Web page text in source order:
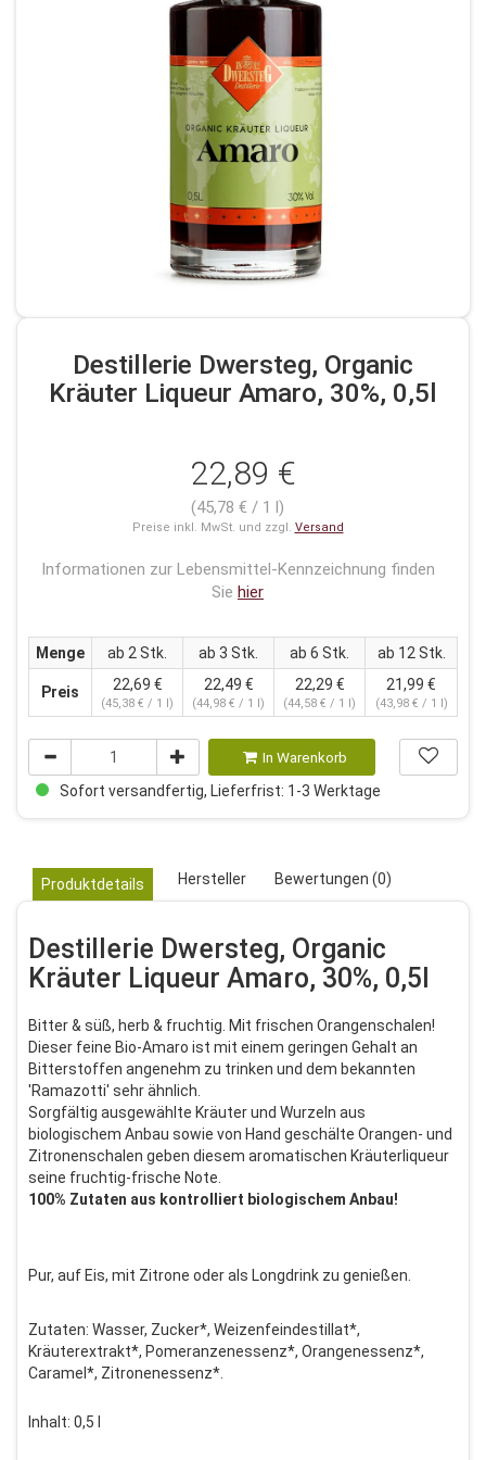
Destillerie Dwersteg, Organic
Kräuter Liqueur Amaro, 30%, 0,5l
22,89 €
(45,78 € / 1 l)
Preise inkl. MwSt. und zzgl. Versand
Informationen zur Lebensmittel-Kennzeichnung finden
Sie hier
Menge ab 2 Stk. ab 3 Stk. ab 6 Stk. ab 12 Stk.
Preis 22,69 €
(45,38 € / 1 l)
22,49 €
(44,98 € / 1 l)
22,29 €
(44,58 € / 1 l)
21,99 €
(43,98 € / 1 l)
In Warenkorb
Sofort versandfertig, Lieferfrist: 1-3 Werktage
Produktdetails Hersteller Bewertungen (0)
Destillerie Dwersteg, Organic
Kräuter Liqueur Amaro, 30%, 0,5l
Bitter & süß, herb & fruchtig. Mit frischen Orangenschalen!
Dieser feine Bio-Amaro ist mit einem geringen Gehalt an
Bitterstoffen angenehm zu trinken und dem bekannten
'Ramazotti' sehr ähnlich.
Sorgfältig ausgewählte Kräuter und Wurzeln aus
biologischem Anbau sowie von Hand geschälte Orangen- und
Zitronenschalen geben diesem aromatischen Kräuterliqueur
seine fruchtig-frische Note.
100% Zutaten aus kontrolliert biologischem Anbau!
Pur, auf Eis, mit Zitrone oder als Longdrink zu genießen.
Zutaten: Wasser, Zucker*, Weizenfeindestillat*,
Kräuterextrakt*, Pomeranzenessenz*, Orangenessenz*,
Caramel*, Zitronenessenz*.
Inhalt: 0,5 l